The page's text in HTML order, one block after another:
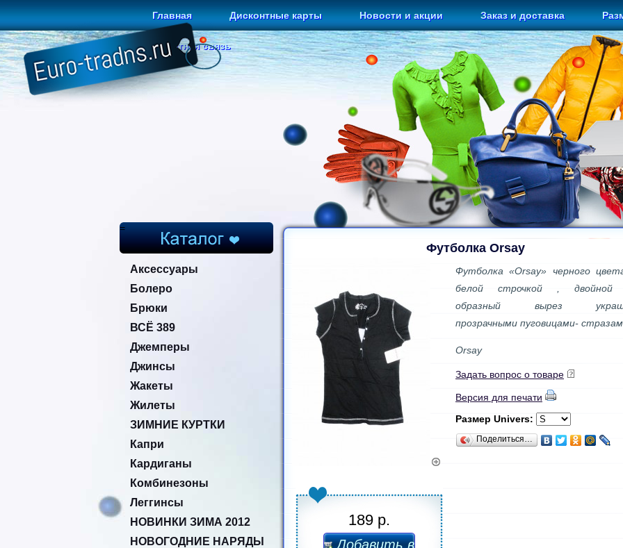
Главная Дисконтные карты Новости и акции Заказ и доставка
Обратная связь
=
Аксессуары
Болеро
Брюки
ВСЁ 389
Джемперы
Джинсы
Жакеты
Жилеты
ЗИМНИЕ КУРТКИ
Капри
Кардиганы
Комбинезоны
Леггинсы
НОВИНКИ ЗИМА 2012
НОВОГОДНИЕ НАРЯДЫ
Футболка Orsay
189 р.
Добавить в
Футболка «Orsay» черного
белой строчкой , двойной
образный вырез
прозрачными пуговицами-
Orsay
Задать вопрос о товаре
Версия для печати
Размер Univers:
Поделиться…